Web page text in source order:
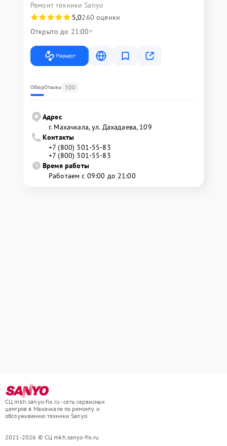
Ремонт техники Sanyo
5,0260 оценки
Открыто до 21:00
Маршрут
ОбзорОтзывы 300
Адрес
г. Махачкала, ул. Дахадаева, 109
Контакты
+7 (800) 301-55-83
+7 (800) 301-55-83
Время работы
Работаем с 09:00 до 21:00
СЦ mkh.sanyo-fix.ru - сеть сервисных
центров в Махачкале по ремонту и
обслуживанию техники Sanyo
2021-2026 © СЦ mkh.sanyo-fix.ru